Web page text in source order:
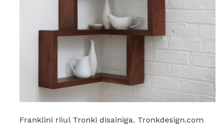
Franklini riiul Tronki disainiga. Tronkdesign.com